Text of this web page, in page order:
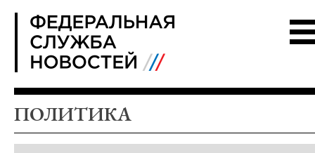
ПОЛИТИКА